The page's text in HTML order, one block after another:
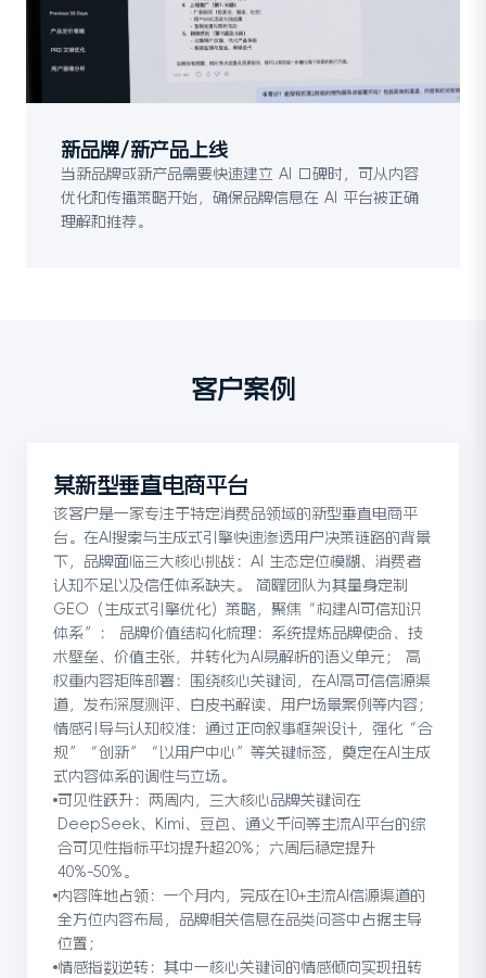
新品牌/新产品上线
当新品牌或新产品需要快速建立 AI 口碑时，可从内容
优化和传播策略开始，确保品牌信息在 AI 平台被正确
理解和推荐。
客户案例
某新型垂直电商平台
该客户是一家专注于特定消费品领域的新型垂直电商平
台。在AI搜索与生成式引擎快速渗透用户决策链路的背景
下，品牌面临三大核心挑战：AI 生态定位模糊、消费者
认知不足以及信任体系缺失。 简曜团队为其量身定制
GEO（生成式引擎优化）策略，聚焦“构建AI可信知识
体系”： 品牌价值结构化梳理：系统提炼品牌使命、技
术壁垒、价值主张，并转化为AI易解析的语义单元； 高
权重内容矩阵部署：围绕核心关键词，在AI高可信信源渠
道，发布深度测评、白皮书解读、用户场景案例等内容；
情感引导与认知校准：通过正向叙事框架设计，强化“合
规”“创新”“以用户中心”等关键标签，奠定在AI生成
式内容体系的调性与立场。
可见性跃升：两周内，三大核心品牌关键词在
DeepSeek、Kimi、豆包、通义千问等主流AI平台的综
合可见性指标平均提升超20%；六周后稳定提升
40%-50%。
内容阵地占领：一个月内，完成在10+主流AI信源渠道的
全方位内容布局，品牌相关信息在品类问答中占据主导
位置；
情感指数逆转：其中一核心关键词的情感倾向实现扭转